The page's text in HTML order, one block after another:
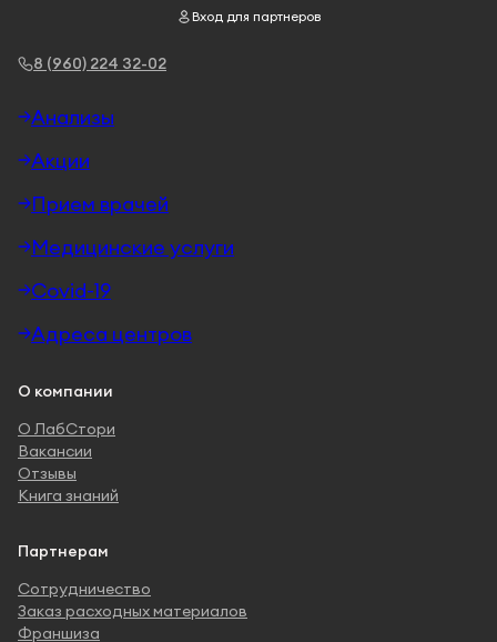
8 (960) 224 32-02
Вход для партнеров
Анализы
Акции
Прием врачей
Медицинские услуги
Covid-19
Адреса центров
О компании
О ЛабСтори
Вакансии
Отзывы
Книга знаний
Партнерам
Сотрудничество
Заказ расходных материалов
Франшиза